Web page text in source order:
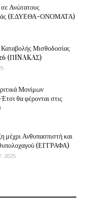
Ανώτατους
(ΕΔΥΕΘΑ-ΟΝΟΜΑΤΑ)
Καταβολής Μισθοδοσίας
(ΠINAKAΣ)
Μονίμων
θα φέρονται στις
Ανθυπασπιστή και
(ΕΓΓΡΑΦΑ)
2025